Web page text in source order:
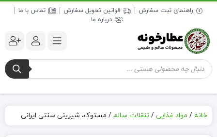
راهنمای ثبت سفارش قوانین تحویل سفارش
تماس با ما
درباره ما
جستجوی
محصولات
خانه / مواد غذایی / تنقلات سالم / مستوک، شیرینی سنتی ایرانی